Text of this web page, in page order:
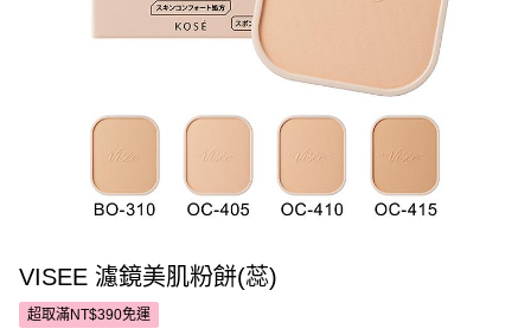
VISEE 濾鏡美肌粉餅(蕊)
超取滿NT$390免運